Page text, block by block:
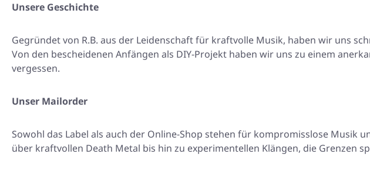
Unsere Geschichte
Gegründet von R.B. aus der Leidenschaft für kraftvolle Musik, haben wir uns
Von den bescheidenen Anfängen als DIY-Projekt haben wir uns zu einem
vergessen.
Unser Mailorder
Sowohl das Label als auch der Online-Shop stehen für kompromisslose
über kraftvollen Death Metal bis hin zu experimentellen Klängen, die Grenzen